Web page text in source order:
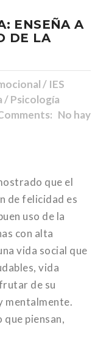
ENSEÑA A
DE LA
/ IES
/ Psicología
No hay
que el
de felicidad es
uso de la
con alta
vida social que
vida
de su
mentalmente.
piensan,